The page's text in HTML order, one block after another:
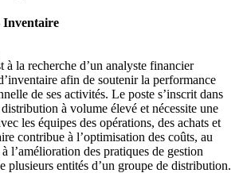
Inventaire
à la recherche d’un analyste financier
afin de soutenir la performance
de ses activités. Le poste s’inscrit dans
à volume élevé et nécessite une
les équipes des opérations, des achats et
contribue à l’optimisation des coûts, au
l’amélioration des pratiques de gestion
plusieurs entités d’un groupe de distribution.